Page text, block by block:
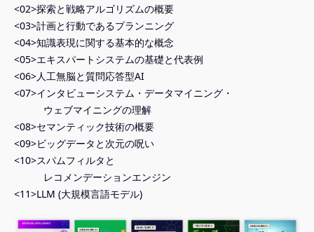
<02>探索と戦略アルゴリズムの概要
<03>計画と行動であるプランニング
<04>知識表現に関する基本的な概念
<05>エキスパートシステムの基礎と代表例
<06>人工無脳と質問応答型AI
<07>インタビューシステム・データマイニング・
ウェブマイニングの理解
<08>セマンティック技術の概要
<09>ビッグデータと次元の呪い
<10>スパムフィルタと
レコメンデーションエンジン
<11>LLM (大規模言語モデル)